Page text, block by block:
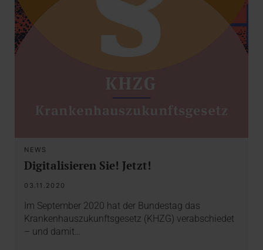
NEWS
Digitalisieren Sie! Jetzt!
03.11.2020
Im September 2020 hat der Bundestag das
Krankenhauszukunftsgesetz (KHZG) verabschiedet
– und damit…